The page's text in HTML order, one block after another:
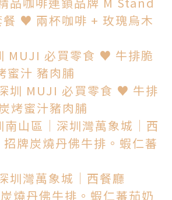
♥ 兩杯咖啡 + 玫瑰烏木
MUJI 必買零食 ♥ 牛排脆
蜜汁 豬肉脯
圳 MUJI 必買零食 ♥ 牛排
烤蜜汁豬肉脯
南山區│深圳灣萬象城│西
牌炭燒丹佛牛排。蝦仁蕃
圳灣萬象城│西餐廳
燒丹佛牛排。蝦仁蕃茄奶